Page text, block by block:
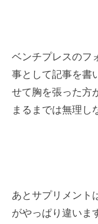
ベンチプレスのフ
事として記事を書
せて胸を張った方
まるまでは無理し
あとサプリメント
がやっぱり違いま